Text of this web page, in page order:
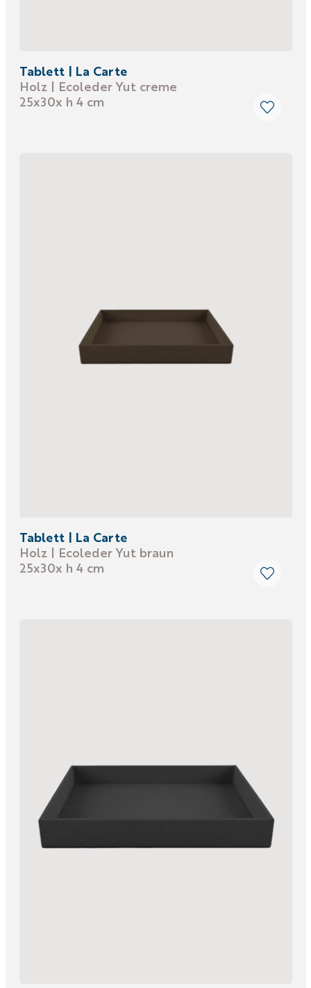
Tablett | La Carte
Holz | Ecoleder Yut creme
25x30x h 4 cm
Tablett | La Carte
Holz | Ecoleder Yut braun
25x30x h 4 cm